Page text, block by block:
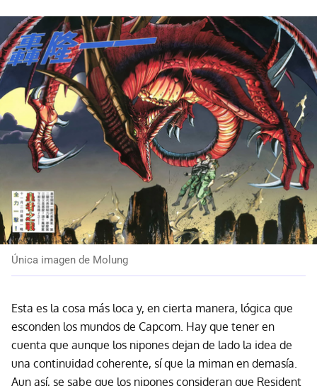
Única imagen de Molung
Esta es la cosa más loca y, en cierta manera, lógica que
esconden los mundos de Capcom. Hay que tener en
cuenta que aunque los nipones dejan de lado la idea de
una continuidad coherente, sí que la miman en demasía.
Aun así, se sabe que los nipones consideran que Resident